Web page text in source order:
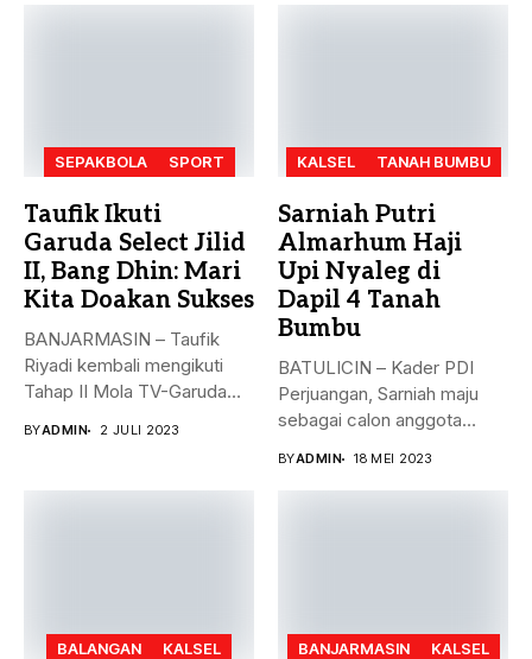
SEPAKBOLA SPORT
Taufik Ikuti
Garuda Select Jilid
II, Bang Dhin: Mari
Kita Doakan Sukses
BANJARMASIN – Taufik
Riyadi kembali mengikuti
Tahap II Mola TV-Garuda
BYADMIN 2 JULI 2023
KALSEL TANAH BUMBU
Sarniah Putri
Almarhum Haji
Upi Nyaleg di
Dapil 4 Tanah
Bumbu
BATULICIN – Kader PDI
Perjuangan, Sarniah maju
sebagai calon anggota
BYADMIN 18 MEI 2023
BALANGAN KALSEL BANJARMASIN KALSEL